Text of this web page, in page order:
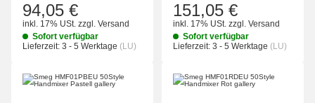
94,05 €
inkl. 17% USt. zzgl. Versand
Sofort verfügbar
Lieferzeit: 3 - 5 Werktage (LU)
151,05 €
inkl. 17% USt. zzgl. Versand
Sofort verfügbar
Lieferzeit: 3 - 5 Werktage (LU)